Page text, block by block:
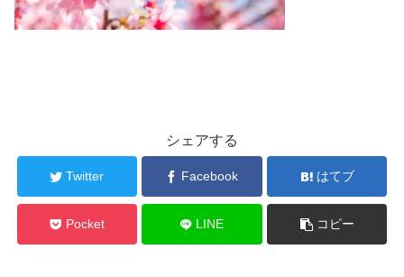
シェアする
Twitter Facebook はてブ
Pocket LINE コピー